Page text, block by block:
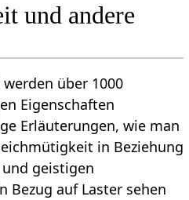
und andere
über 1000
Eigenschaften
Erläuterungen, wie man
in Beziehung
geistigen
Bezug auf Laster sehen